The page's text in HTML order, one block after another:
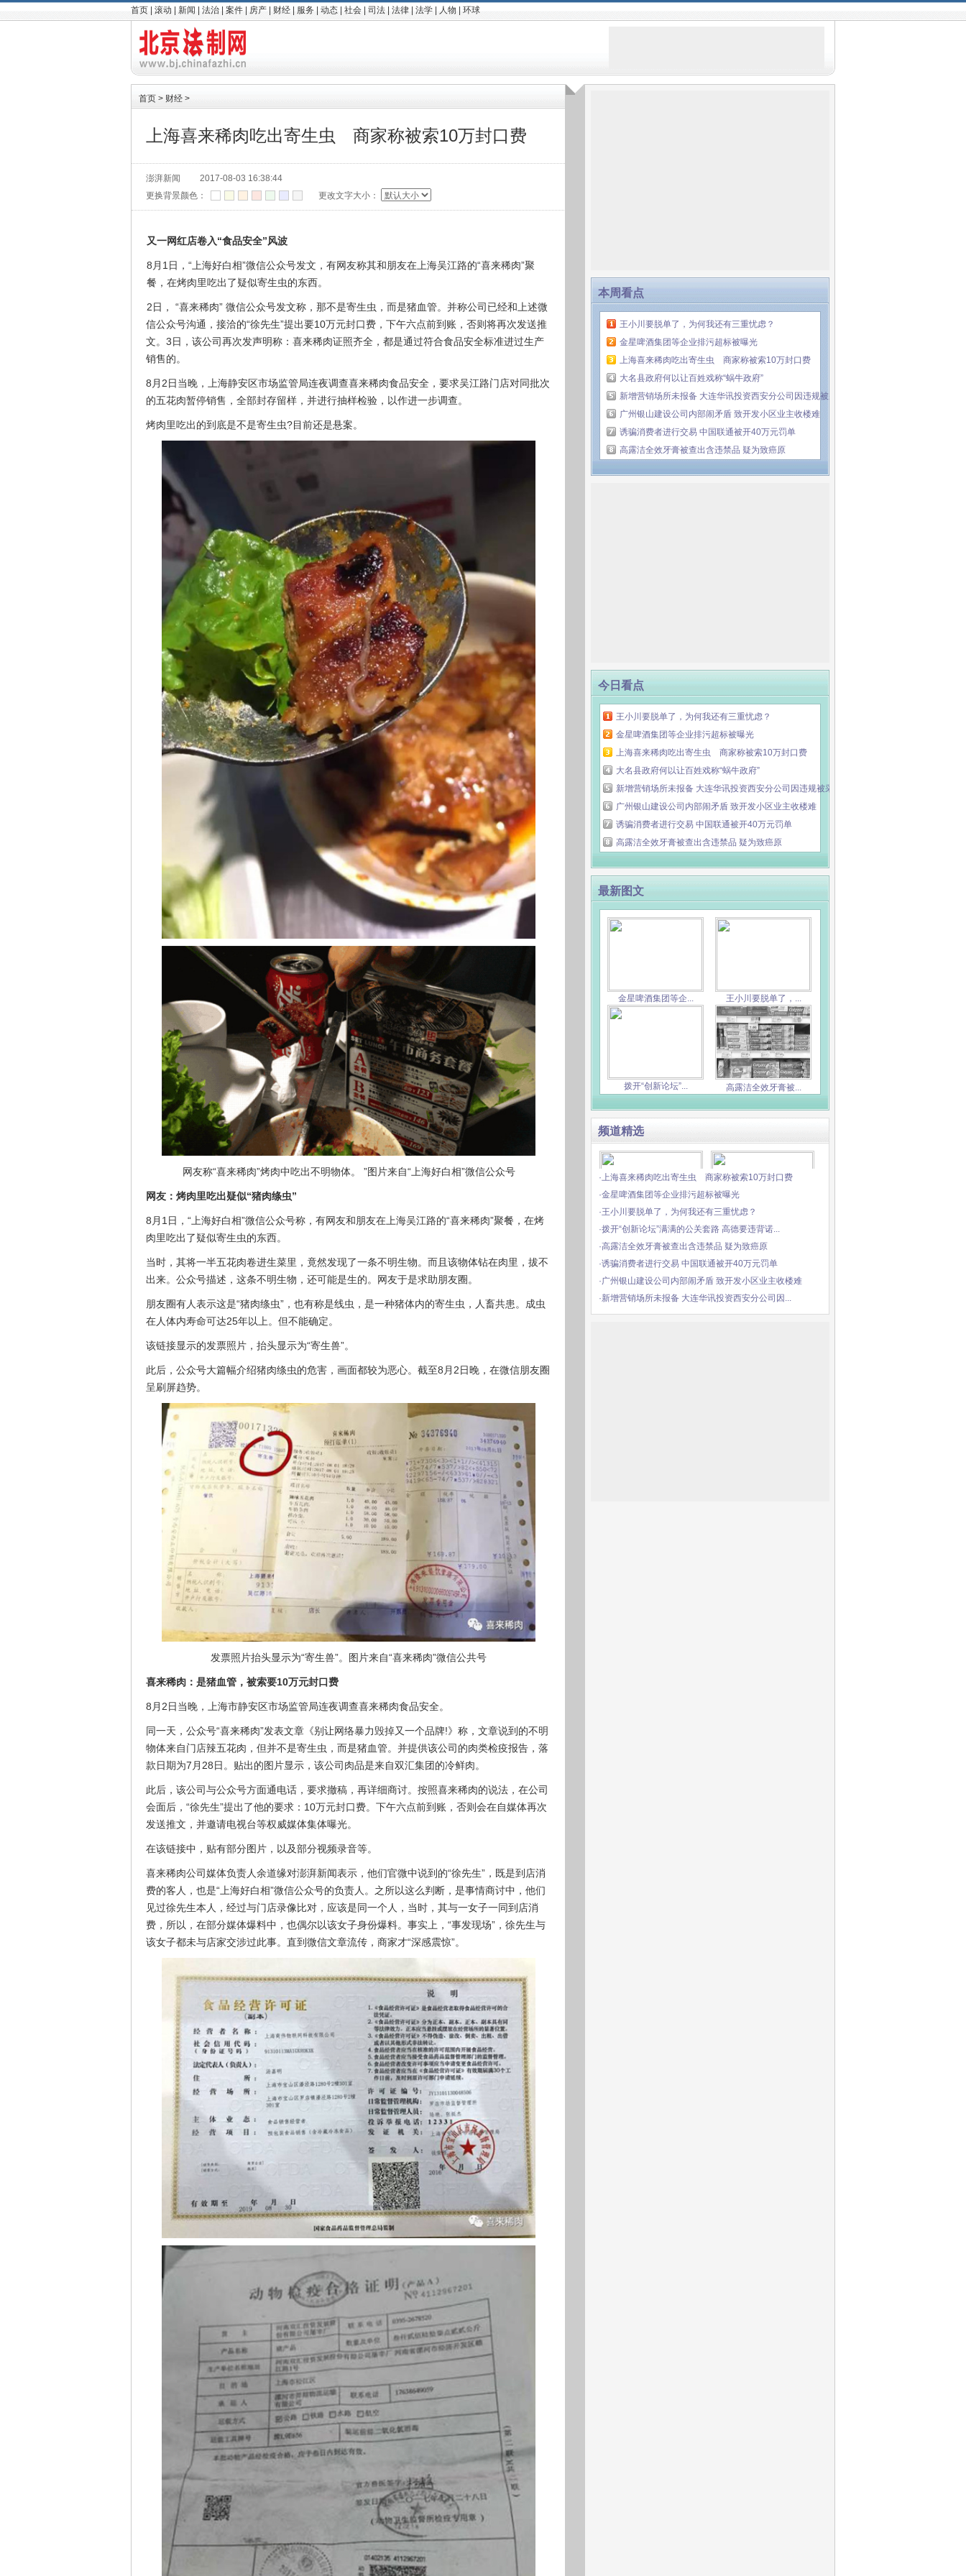
首页 滚动 新闻 法治 案件 房产 财经 服务 动态 社会 司法 法律 法学 人物 环球
首页 > 财经 >
上海喜来稀肉吃出寄生虫 商家称被索10万封口费
澎湃新闻 2017-08-03 16:38:44
更换背景颜色：
更改文字大小：
又一网红店卷入“食品安全”风波
8月1日，“上海好白相”微信公众号发文，有网友称其和朋友在上海吴江路的“喜来稀肉”聚
餐，在烤肉里吃出了疑似寄生虫的东西。
2日， “喜来稀肉” 微信公众号发文称，那不是寄生虫，而是猪血管。并称公司已经和上述微
信公众号沟通，接洽的“徐先生”提出要10万元封口费，下午六点前到账，否则将再次发送推
文。3日，该公司再次发声明称：喜来稀肉证照齐全，都是通过符合食品安全标准进过生产
销售的。
8月2日当晚，上海静安区市场监管局连夜调查喜来稀肉食品安全，要求吴江路门店对同批次
的五花肉暂停销售，全部封存留样，并进行抽样检验，以作进一步调查。
烤肉里吃出的到底是不是寄生虫?目前还是悬案。
网友称“喜来稀肉”烤肉中吃出不明物体。 ”图片来自“上海好白相”微信公众号
网友：烤肉里吃出疑似“猪肉绦虫”
8月1日，“上海好白相”微信公众号称，有网友和朋友在上海吴江路的“喜来稀肉”聚餐，在烤
肉里吃出了疑似寄生虫的东西。
当时，其将一半五花肉卷进生菜里，竟然发现了一条不明生物。而且该物体钻在肉里，拔不
出来。公众号描述，这条不明生物，还可能是生的。网友于是求助朋友圈。
朋友圈有人表示这是“猪肉绦虫”，也有称是线虫，是一种猪体内的寄生虫，人畜共患。成虫
在人体内寿命可达25年以上。但不能确定。
该链接显示的发票照片，抬头显示为“寄生兽”。
此后，公众号大篇幅介绍猪肉绦虫的危害，画面都较为恶心。截至8月2日晚，在微信朋友圈
呈刷屏趋势。
发票照片抬头显示为“寄生兽”。图片来自“喜来稀肉”微信公共号
喜来稀肉：是猪血管，被索要10万元封口费
8月2日当晚，上海市静安区市场监管局连夜调查喜来稀肉食品安全。
同一天，公众号“喜来稀肉”发表文章《别让网络暴力毁掉又一个品牌!》称，文章说到的不明
物体来自门店辣五花肉，但并不是寄生虫，而是猪血管。并提供该公司的肉类检疫报告，落
款日期为7月28日。贴出的图片显示，该公司肉品是来自双汇集团的冷鲜肉。
此后，该公司与公众号方面通电话，要求撤稿，再详细商讨。按照喜来稀肉的说法，在公司
会面后，“徐先生”提出了他的要求：10万元封口费。下午六点前到账，否则会在自媒体再次
发送推文，并邀请电视台等权威媒体集体曝光。
在该链接中，贴有部分图片，以及部分视频录音等。
喜来稀肉公司媒体负责人余道缘对澎湃新闻表示，他们官微中说到的“徐先生”，既是到店消
费的客人，也是“上海好白相”微信公众号的负责人。之所以这么判断，是事情商讨中，他们
见过徐先生本人，经过与门店录像比对，应该是同一个人，当时，其与一女子一同到店消
费，所以，在部分媒体爆料中，也偶尔以该女子身份爆料。事实上，“事发现场”，徐先生与
该女子都未与店家交涉过此事。直到微信文章流传，商家才“深感震惊”。
本周看点
王小川要脱单了，为何我还有三重忧虑？
金星啤酒集团等企业排污超标被曝光
上海喜来稀肉吃出寄生虫 商家称被索10万封口费
大名县政府何以让百姓戏称“蜗牛政府”
新增营销场所未报备 大连华讯投资西安分公司因违规被采取
广州银山建设公司内部闹矛盾 致开发小区业主收楼难
诱骗消费者进行交易 中国联通被开40万元罚单
高露洁全效牙膏被查出含违禁品 疑为致癌原
今日看点
王小川要脱单了，为何我还有三重忧虑？
金星啤酒集团等企业排污超标被曝光
上海喜来稀肉吃出寄生虫 商家称被索10万封口费
大名县政府何以让百姓戏称“蜗牛政府”
新增营销场所未报备 大连华讯投资西安分公司因违规被采取
广州银山建设公司内部闹矛盾 致开发小区业主收楼难
诱骗消费者进行交易 中国联通被开40万元罚单
高露洁全效牙膏被查出含违禁品 疑为致癌原
最新图文
金星啤酒集团等企... 王小川要脱单了，...
拨开“创新论坛”... 高露洁全效牙膏被...
频道精选
广州银山建设公司... 新增营销场所未报...
·上海喜来稀肉吃出寄生虫 商家称被索10万封口费
·金星啤酒集团等企业排污超标被曝光
·王小川要脱单了，为何我还有三重忧虑？
·拨开“创新论坛”满满的公关套路 高德要违背诺...
·高露洁全效牙膏被查出含违禁品 疑为致癌原
·诱骗消费者进行交易 中国联通被开40万元罚单
·广州银山建设公司内部闹矛盾 致开发小区业主收楼难
·新增营销场所未报备 大连华讯投资西安分公司因...